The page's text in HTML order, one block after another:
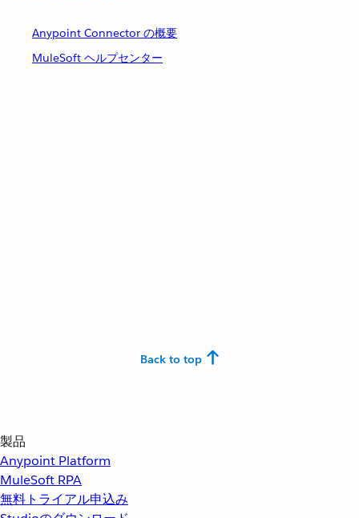
Anypoint Connector の概要
MuleSoft ヘルプセンター
Back to top
製品
Anypoint Platform
MuleSoft RPA
無料トライアル申込み